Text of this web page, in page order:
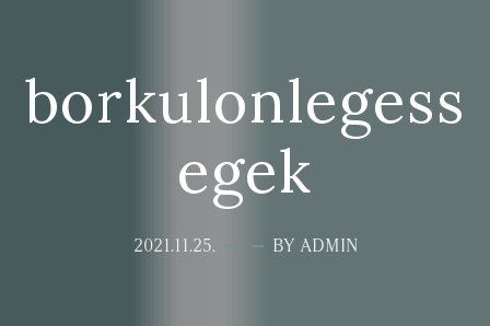
borkulonlegess
egek
2021.11.25. BY ADMIN